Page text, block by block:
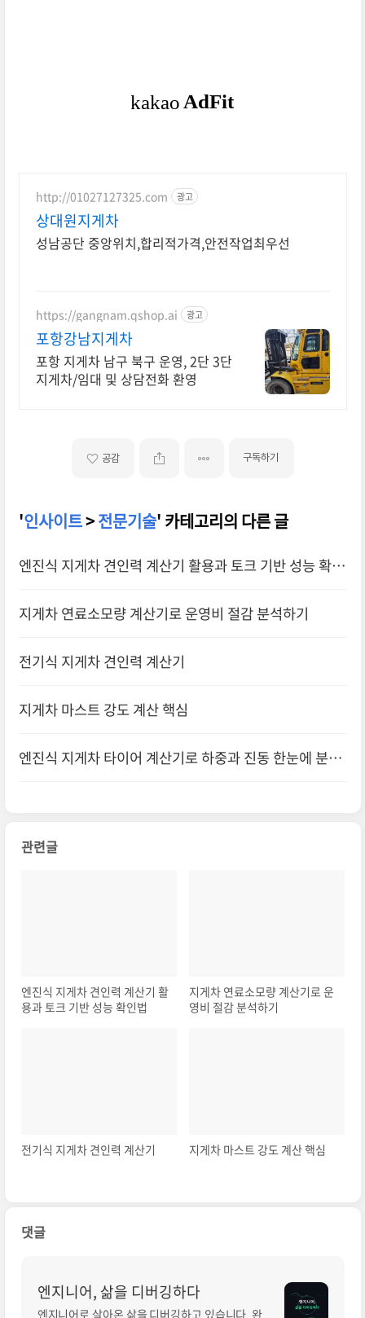
http://01027127325.com 광고
상대원지게차
성남공단 중앙위치,합리적가격,안전작업최우선
https://gangnam.qshop.ai 광고
포항강남지게차
포항 지게차 남구 북구 운영, 2단 3단
지게차/임대 및 상담전화 환영
공감 구독하기
'인사이트>전문기술' 카테고리의 다른 글
엔진식 지게차 견인력 계산기 활용과 토크 기반 성능 확인
지게차 연료소모량 계산기로 운영비 절감 분석하기
전기식 지게차 견인력 계산기
지게차 마스트 강도 계산 핵심
엔진식 지게차 타이어 계산기로 하중과 진동 한눈에 분석
관련글
엔진식 지게차 견인력 계산기 활
용과 토크 기반 성능 확인법
지게차 연료소모량 계산기로 운
영비 절감 분석하기
전기식 지게차 견인력 계산기 지게차 마스트 강도 계산 핵심
댓글
엔지니어, 삶을 디버깅하다
엔지니어로 살아온 삶을 디버깅하고 있습니다. 완